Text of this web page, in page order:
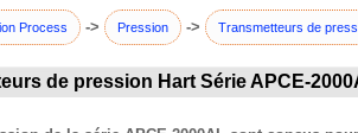
Process -> Pression -> Transmetteurs de
de pression Hart Série APCE-